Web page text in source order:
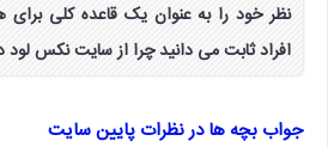
نظر خود را به عنوان یک قاعده کلی
افراد ثابت می دانید چرا از سایت نکس لود
جواب بچه ها در نظرات پایین سایت